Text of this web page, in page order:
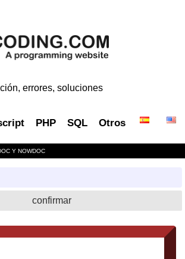
errores, soluciones
PHP SQL Otros
Y NOWDOC